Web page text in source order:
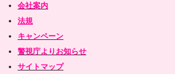
会社案内
法規
キャンペーン
警視庁よりお知らせ
サイトマップ